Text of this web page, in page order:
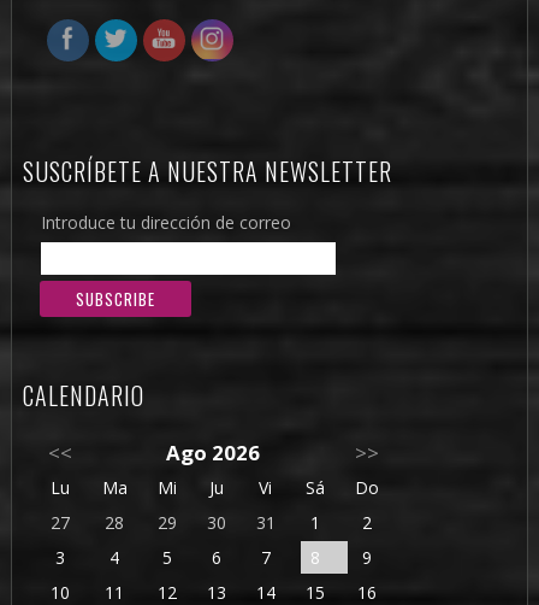
SUSCRÍBETE A NUESTRA NEWSLETTER
Introduce tu dirección de correo
CALENDARIO
<< Ago 2026 >>
Lu Ma Mi Ju Vi Sá
Do
27
28 29 30 31 1
2
3
4 5 6 7 8
9
10
11 12 13 14 15
16